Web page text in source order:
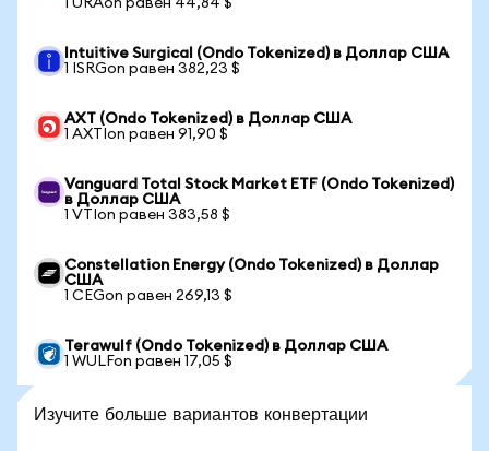
1 URAon равен 44,84 $
Intuitive Surgical (Ondo Tokenized) в Доллар США
1 ISRGon равен 382,23 $
AXT (Ondo Tokenized) в Доллар США
1 AXTIon равен 91,90 $
Vanguard Total Stock Market ETF (Ondo Tokenized)
в Доллар США
1 VTIon равен 383,58 $
Constellation Energy (Ondo Tokenized) в Доллар
США
1 CEGon равен 269,13 $
Terawulf (Ondo Tokenized) в Доллар США
1 WULFon равен 17,05 $
Изучите больше вариантов конвертации